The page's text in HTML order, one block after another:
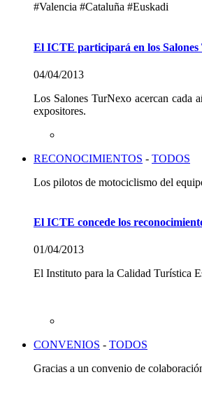
#Valencia #Cataluña #Euskadi
El ICTE participará en los
04/04/2013
Los Salones TurNexo acercan cada
expositores.
RECONOCIMIENTOS - TODOS
Los pilotos de motociclismo del
El ICTE concede los
01/04/2013
El Instituto para la Calidad Turística
CONVENIOS - TODOS
Gracias a un convenio de